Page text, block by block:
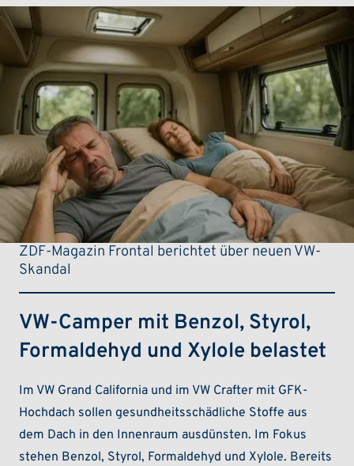
ZDF-Magazin Frontal berichtet über neuen VW-
Skandal
VW-Camper mit Benzol, Styrol,
Formaldehyd und Xylole belastet
Im VW Grand California und im VW Crafter mit GFK-
Hochdach sollen gesundheitsschädliche Stoffe aus
dem Dach in den Innenraum ausdünsten. Im Fokus
stehen Benzol, Styrol, Formaldehyd und Xylole. Bereits